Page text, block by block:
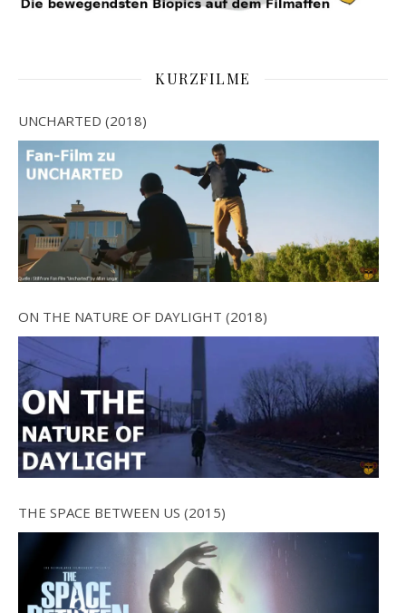
KURZFILME
UNCHARTED (2018)
ON THE NATURE OF DAYLIGHT (2018)
THE SPACE BETWEEN US (2015)